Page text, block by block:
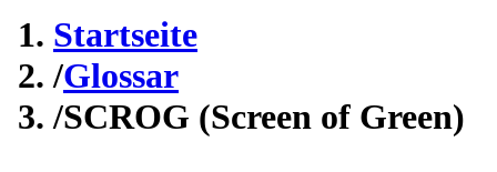
Startseite
/Glossar
/SCROG (Screen of Green)